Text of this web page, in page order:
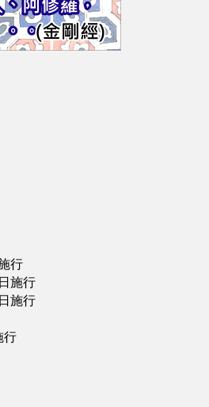
行
施行
施行
行